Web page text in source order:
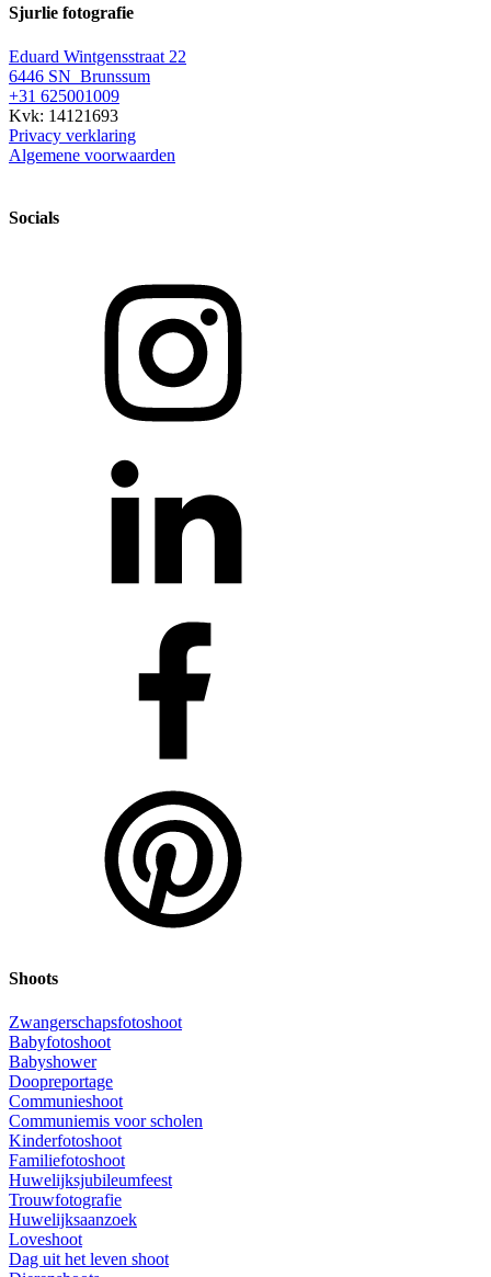
Sjurlie fotografie
Eduard Wintgensstraat 22
6446 SN Brunssum
+31 625001009
Kvk: 14121693
Privacy verklaring
Algemene voorwaarden
Socials
Shoots
Zwangerschapsfotoshoot
Babyfotoshoot
Babyshower
Doopreportage
Communieshoot
Communiemis voor scholen
Kinderfotoshoot
Familiefotoshoot
Huwelijksjubileumfeest
Trouwfotografie
Huwelijksaanzoek
Loveshoot
Dag uit het leven shoot